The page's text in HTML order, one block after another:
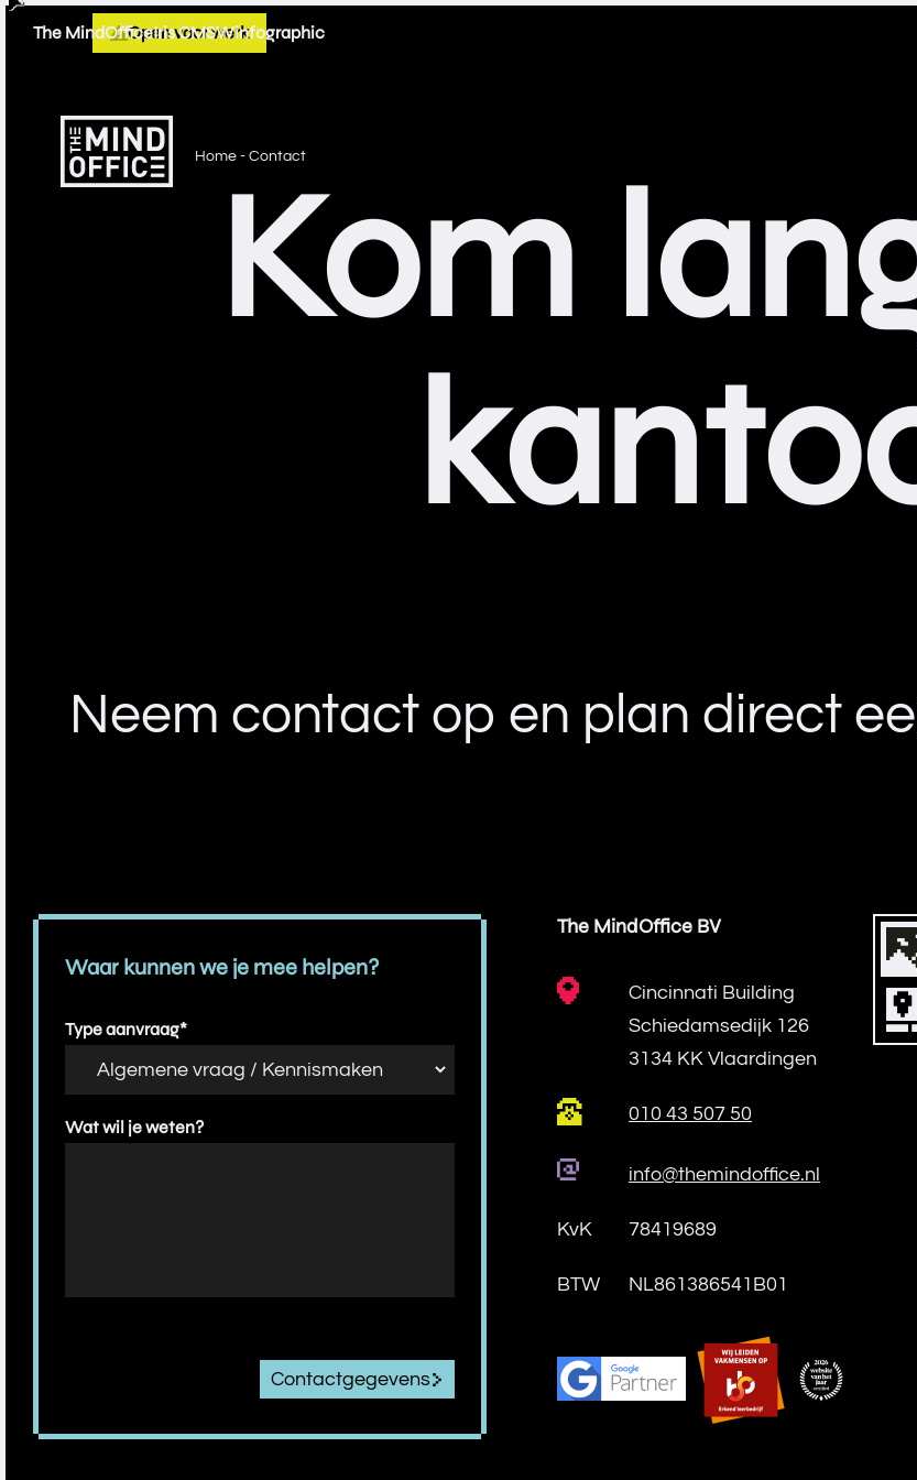
The MindOfficeIris CMSWinfographic
Open voor werk
Home- Contact
Kom lan
k
Neem contact op en plan direct
Waar kunnen we je mee helpen?
Type aanvraag*
Wat wil je weten?
Contactgegevens
The MindOffice BV
Cincinnati Building
Schiedamsedijk 126
3134 KK Vlaardingen
010 43 507 50
info@themindoffice.nl
KvK 78419689
BTW NL861386541B01